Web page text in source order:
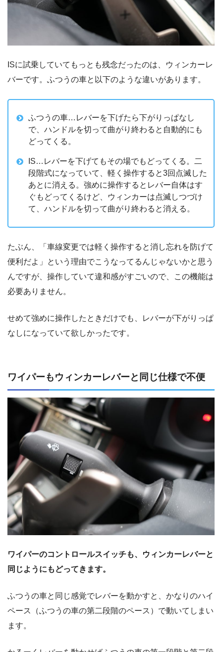
ISに試乗していてもっとも残念だったのは、ウィンカーレ
バーです。ふつうの車と以下のような違いがあります。
ふつうの車…レバーを下げたら下がりっぱなし
で、ハンドルを切って曲がり終わると自動的にも
どってくる。
IS…レバーを下げてもその場でもどってくる。二
段階式になっていて、軽く操作すると3回点滅した
あとに消える。強めに操作するとレバー自体はす
ぐもどってくるけど、ウィンカーは点滅しつづけ
て、ハンドルを切って曲がり終わると消える。
たぶん、「車線変更では軽く操作すると消し忘れを防げて
便利だよ」という理由でこうなってるんじゃないかと思う
んですが、操作していて違和感がすごいので、この機能は
必要ありません。
せめて強めに操作したときだけでも、レバーが下がりっぱ
なしになっていて欲しかったです。
ワイパーもウィンカーレバーと同じ仕様で不便
ワイパーのコントロールスイッチも、ウィンカーレバーと
同じようにもどってきます。
ふつうの車と同じ感覚でレバーを動かすと、かなりのハイ
ペース（ふつうの車の第二段階のペース）で動いてしまい
ます。